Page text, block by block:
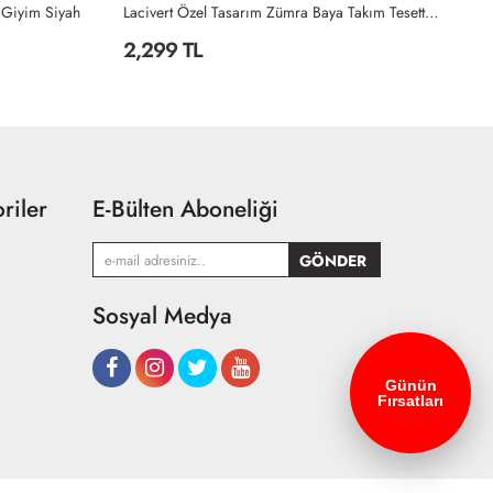
Lacivert Özel Tasarım Zümra Baya Takım Tesettür Giyim Lacivert Petrol Seda Tasarım Takım Tesettür Giyim Petrol Mavisi
2,199 TL
E-Bülten Aboneliği
Sosyal Medya
Günün
Fırsatları